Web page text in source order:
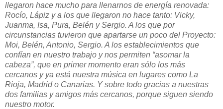
llegaron hace mucho para llenarnos de energía renovada:
Rocío, Lápiz y a los que llegaron no hace tanto: Vicky,
Juanma, Isa, Pura, Belén y Sergio. A los que por
circunstancias tuvieron que apartarse un poco del Proyecto:
Moi, Belén, Antonio, Sergio. A los establecimientos que
confían en nuestro trabajo y nos permiten “asomar la
cabeza”, que en primer momento eran sólo los más
cercanos y ya está nuestra música en lugares como La
Rioja, Madrid o Canarias. Y sobre todo gracias a nuestras
dos familias y amigos más cercanos, porque siguen siendo
nuestro motor.